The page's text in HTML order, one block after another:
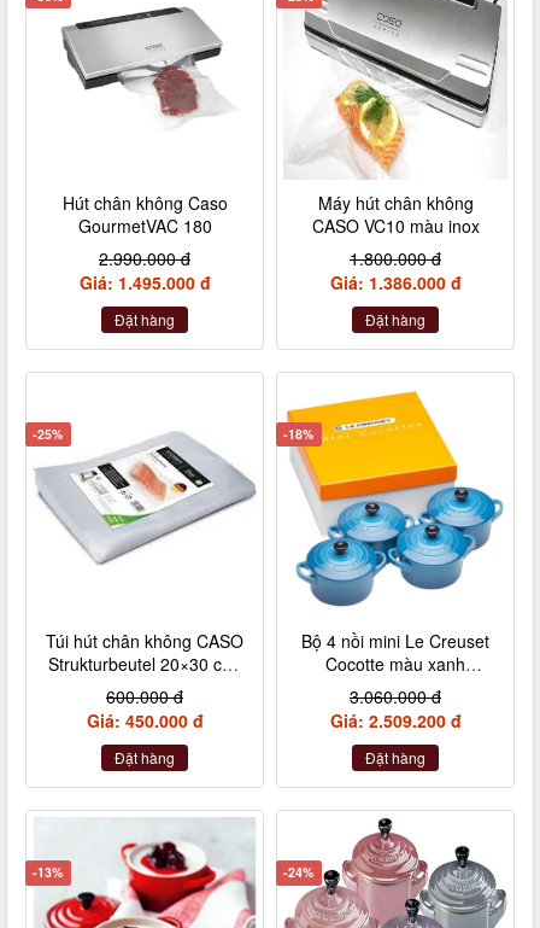
Hút chân không Caso
GourmetVAC 180
2.990.000 đ
Giá: 1.495.000 đ
Đặt hàng
Máy hút chân không
CASO VC10 màu inox
1.800.000 đ
Giá: 1.386.000 đ
Đặt hàng
-25%
Túi hút chân không CASO
Strukturbeutel 20×30 cm,
50 Stück – Made in
Germany (không hộp)
600.000 đ
Giá: 450.000 đ
Đặt hàng
-18%
Bộ 4 nồi mini Le Creuset
Cocotte màu xanh
Marseile
3.060.000 đ
Giá: 2.509.200 đ
Đặt hàng
-13% -24%